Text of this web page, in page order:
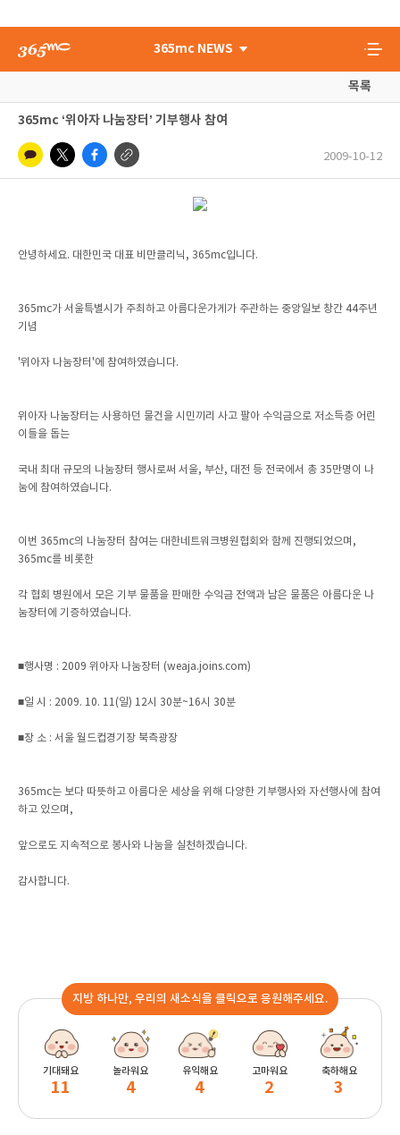
365mc NEWS
목록
365mc ‘위아자 나눔장터’ 기부행사 참여
2009-10-12
안녕하세요. 대한민국 대표 비만클리닉, 365mc입니다.
365mc가 서울특별시가 주최하고 아름다운가게가 주관하는 중앙일보 창간 44주년
기념
'위아자 나눔장터'에 참여하였습니다.
위아자 나눔장터는 사용하던 물건을 시민끼리 사고 팔아 수익금으로 저소득층 어린
이들을 돕는
국내 최대 규모의 나눔장터 행사로써 서울, 부산, 대전 등 전국에서 총 35만명이 나
눔에 참여하였습니다.
이번 365mc의 나눔장터 참여는 대한네트워크병원협회와 함께 진행되었으며,
365mc를 비롯한
각 협회 병원에서 모은 기부 물품을 판매한 수익금 전액과 남은 물품은 아름다운 나
눔장터에 기증하였습니다.
■행사명 : 2009 위아자 나눔장터 (weaja.joins.com)
■일 시 : 2009. 10. 11(일) 12시 30분~16시 30분
■장 소 : 서울 월드컵경기장 북측광장
365mc는 보다 따뜻하고 아름다운 세상을 위해 다양한 기부행사와 자선행사에 참여
하고 있으며,
앞으로도 지속적으로 봉사와 나눔을 실천하겠습니다.
감사합니다.
지방 하나만, 우리의 새소식을 클릭으로 응원해주세요.
기대돼요
11
놀라워요
4
유익해요
4
고마워요
2
축하해요
3